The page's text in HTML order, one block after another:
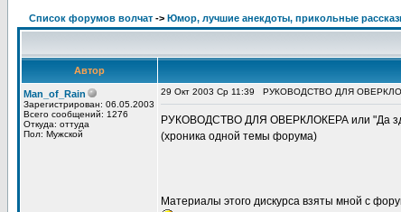
Список форумов волчат -> Юмор, лучшие анекдоты, прикольные
Автор
Man_of_Rain
Зарегистрирован: 06.05.2003
Всего сообщений: 1276
Откуда: оттуда
Пол: Мужской
29 Окт 2003 Ср 11:39 РУКОВОДСТВО ДЛЯ
РУКОВОДСТВО ДЛЯ ОВЕРКЛОКЕРА или "Да
(хроника одной темы форума)
Материалы этого дискурса взяты мной с